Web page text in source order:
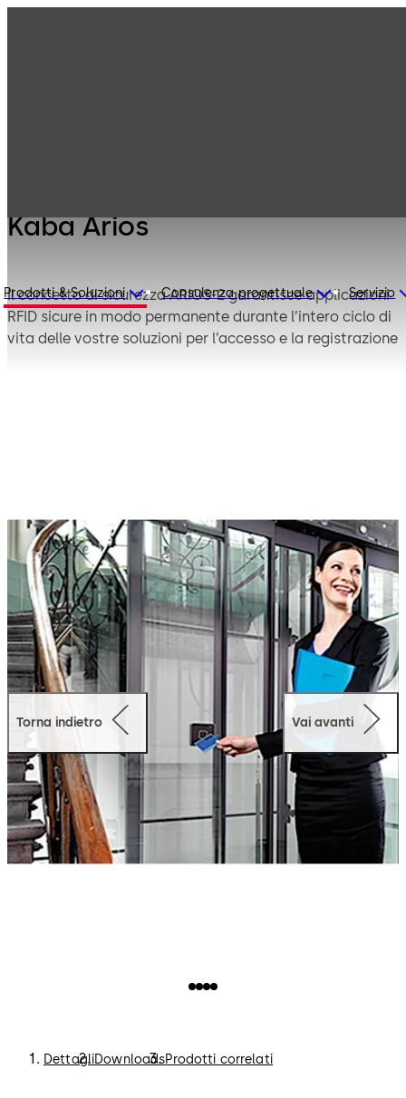
Prodotti & Soluzioni Consulenza progettuale Servizio
Kaba Arios
Il concetto di sicurezza ARIOS-2 garantisce applicazioni
RFID sicure in modo permanente durante l’intero ciclo di
vita delle vostre soluzioni per l’accesso e la registrazione
ARIOS-2 consente inoltre di memorizzare le chiavi dati in
modo sicuro e semplice, evitando così la divulgazione o
la manipolazione inavvertita.
In questo modo, proteggete il vostro sistema
interamente, dai componenti di sistema fino alla singola
scheda ID, a partire dalla messa in funzione, passando
per l’utilizzo corrente, fino alla manutenzione e ai
processi d’ordine delle schede.
Torna indietro Vai avanti
DettagliDownloadsProdotti correlati